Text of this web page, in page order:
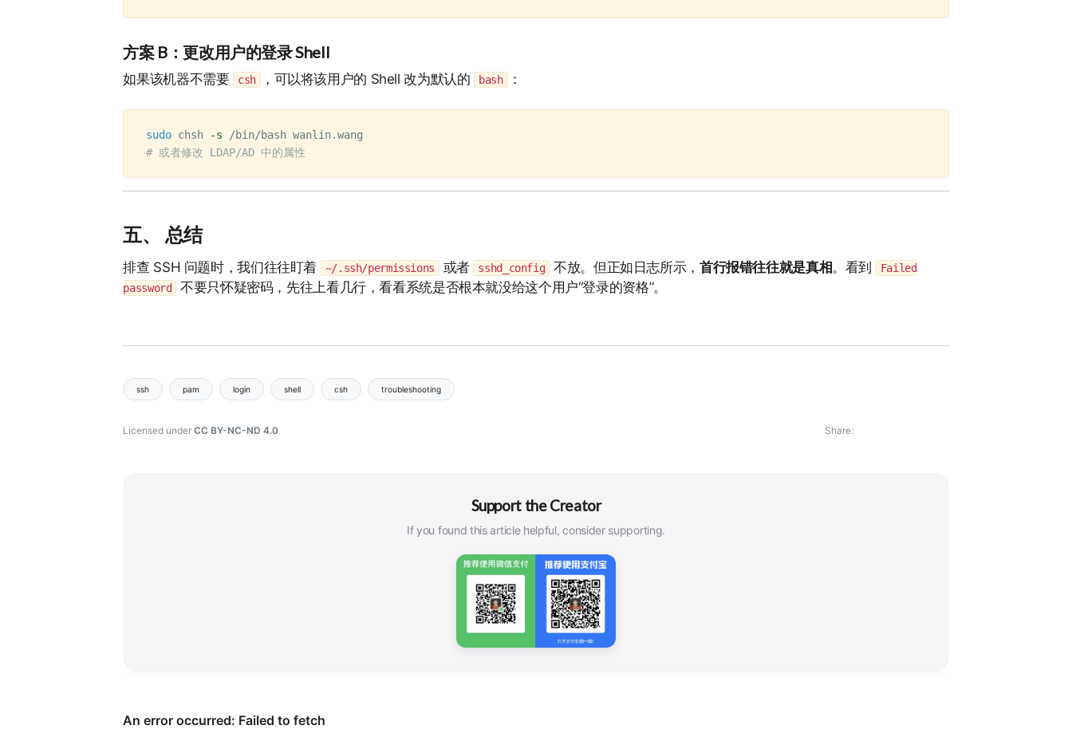
方案 B：更改用户的登录 Shell
如果该机器不需要 csh ，可以将该用户的 Shell 改为默认的 bash ：
sudo chsh -s
# 或者修改 LDAP/AD 中的属性
五、 总结
排查 SSH 问题时，我们往往盯着 ~/.ssh/permissions 或者 sshd_config 不放。但正如日志所示， 首行报错往往就是真相。看到
Failed
password
不要只怀疑密码，先往上看几行，看看系统是否根本就没给这个用户“登录的资格”。
ssh pam login shell csh troubleshooting
Licensed underCC BY-NC-ND 4.0 Share
Support the Creator
If you found this article helpful, consider supporting.